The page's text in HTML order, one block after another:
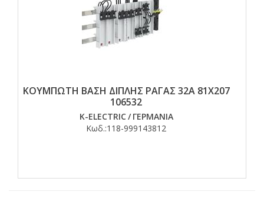
ΚΟΥΜΠΩΤΗ ΒΑΣΗ ΔΙΠΛΗΣ ΡΑΓΑΣ 32A 81X207
106532
K-ELECTRIC/ ΓΕΡΜΑΝΙΑ
Κωδ.:118-999143812